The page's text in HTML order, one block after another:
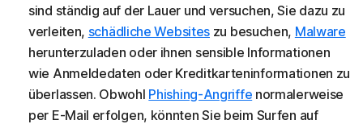
sind ständig auf der Lauer und versuchen, Sie dazu zu
verleiten, schädliche Websites zu besuchen, Malware
herunterzuladen oder ihnen sensible Informationen
wie Anmeldedaten oder Kreditkarteninformationen zu
überlassen. Obwohl Phishing-Angriffe normalerweise
per E-Mail erfolgen, könnten Sie beim Surfen auf